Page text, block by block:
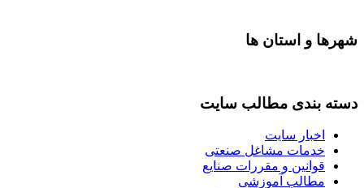
شهرها و استان ها
دسته بندی مطالب سایت
اخبار سایت
خدمات مشاغل صنعتی
قوانین و مقررات صنایع
مطالب آموزشی